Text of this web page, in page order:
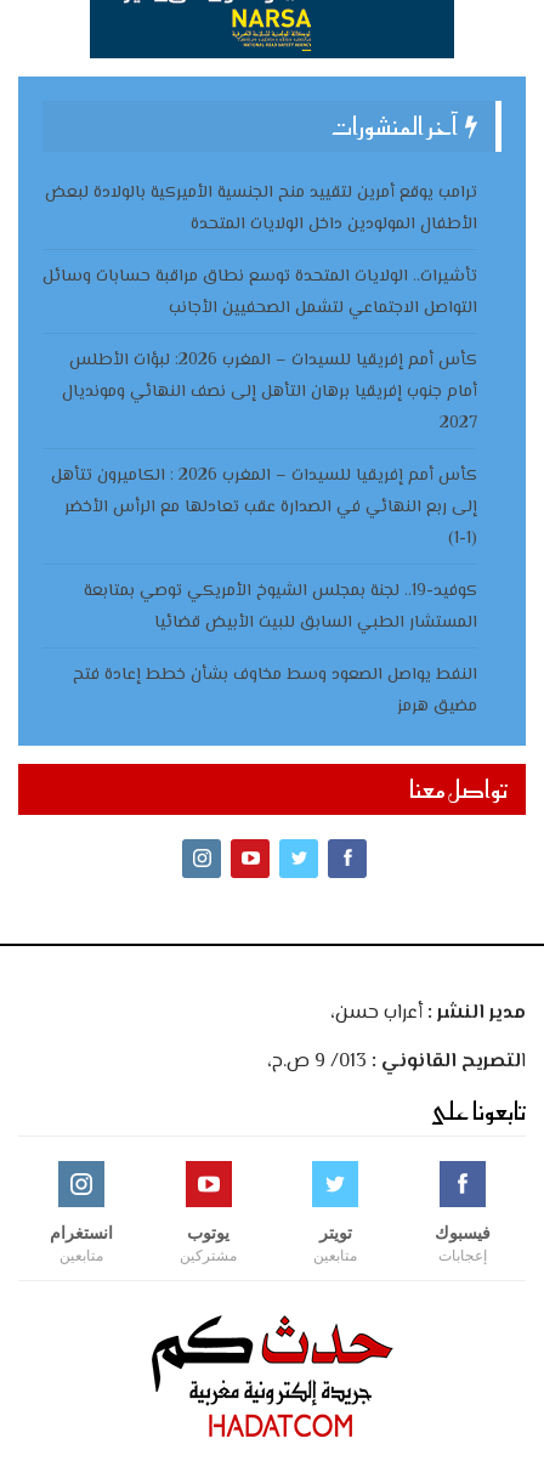
آخر المنشورات
ترامب يوقع أمرين لتقييد منح الجنسية الأميركية بالولادة لبعض
الأطفال المولودين داخل الولايات المتحدة
تأشيرات.. الولايات المتحدة توسع نطاق مراقبة حسابات وسائل
التواصل الاجتماعي لتشمل الصحفيين الأجانب
كأس أمم إفريقيا للسيدات – المغرب 2026: لبؤات الأطلس
أمام جنوب إفريقيا برهان التأهل إلى نصف النهائي ومونديال
2027
كأس أمم إفريقيا للسيدات – المغرب 2026 : الكاميرون تتأهل
إلى ربع النهائي في الصدارة عقب تعادلها مع الرأس الأخضر
(1-1)
كوفيد-19.. لجنة بمجلس الشيوخ الأمريكي توصي بمتابعة
المستشار الطبي السابق للبيت الأبيض قضائيا
النفط يواصل الصعود وسط مخاوف بشأن خطط إعادة فتح
مضيق هرمز
تواصل معنا
مدير النشر :أعراب حسن،
التصريح القانوني :
تابعونا على
فيسبوك
إعجابات
تويتر
متابعين
يوتوب
مشتركين
انستغرام
متابعين